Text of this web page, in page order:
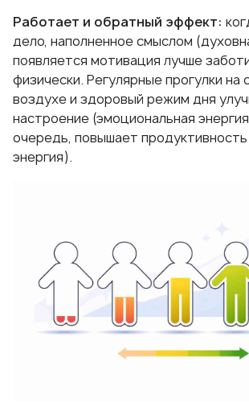
Работает и обратный эффект:
дело, наполненное смыслом
появляется мотивация лучше
физически. Регулярные прогулки на
воздухе и здоровый режим дня
настроение (эмоциональная
очередь, повышает
энергия).